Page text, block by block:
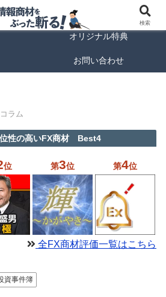
FX手法解説
オリジナル特典
お問い合わせ
ラム
位性の高いFX商材 Best4
位 第3位 第4位
全FX商材評価一覧はこちら
資事件簿
検索